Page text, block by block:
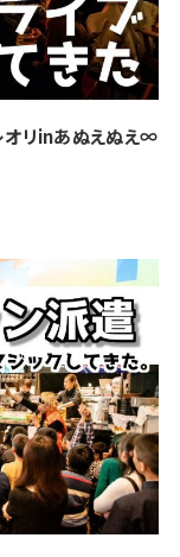
オリinあぬえぬえ∞